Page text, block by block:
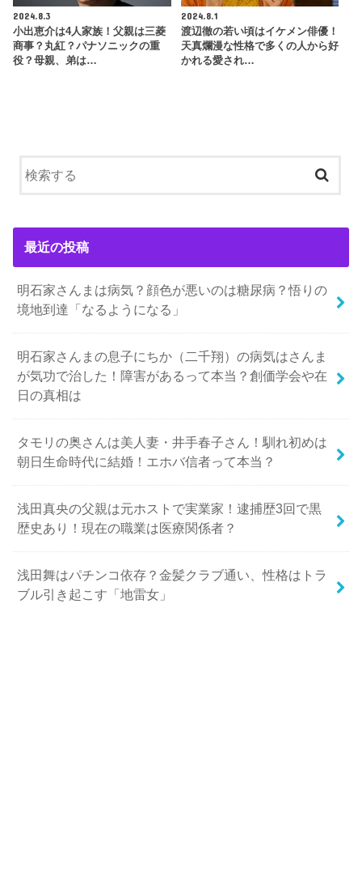
2024.8.3
小出恵介は4人家族！父親は三菱
商事？丸紅？パナソニックの重
役？母親、弟は…
2024.8.1
渡辺徹の若い頃はイケメン俳優！
天真爛漫な性格で多くの人から好
かれる愛され…
最近の投稿
明石家さんまは病気？顔色が悪いのは糖尿病？悟りの
境地到達「なるようになる」
明石家さんまの息子にちか（二千翔）の病気はさんま
が気功で治した！障害があるって本当？創価学会や在
日の真相は
タモリの奥さんは美人妻・井手春子さん！馴れ初めは
朝日生命時代に結婚！エホバ信者って本当？
浅田真央の父親は元ホストで実業家！逮捕歴3回で黒
歴史あり！現在の職業は医療関係者？
浅田舞はパチンコ依存？金髪クラブ通い、性格はトラ
ブル引き起こす「地雷女」